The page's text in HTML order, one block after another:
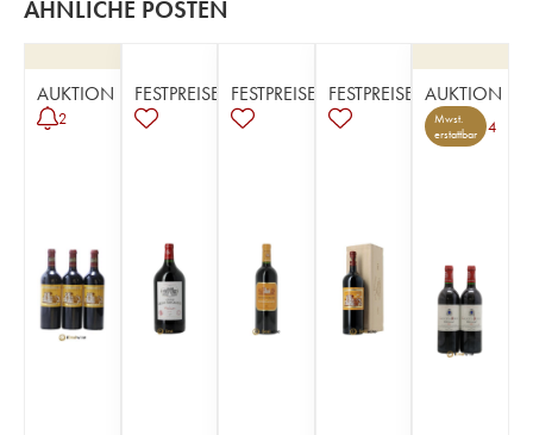
ÄHNLICHE POSTEN
AUKTION
2
FESTPREISE FESTPREISE FESTPREISE AUKTION
Mwst.
erstattbar
4